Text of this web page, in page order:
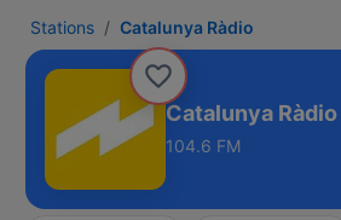
Stations Catalunya Ràdio
Catalunya Ràdio
104.6 FM